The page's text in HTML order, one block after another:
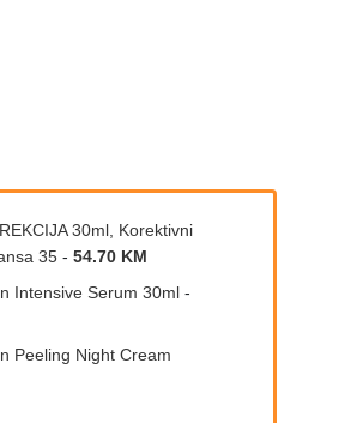
30ml, Korektivni
35 -54.70 KM
Intensive Serum 30ml -
Peeling Night Cream